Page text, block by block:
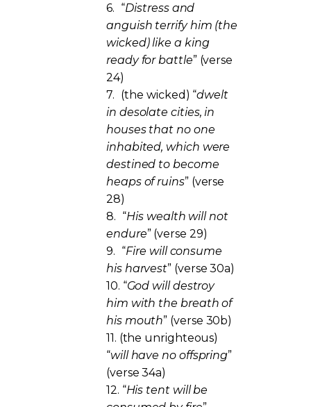
6. “Distress and
anguish terrify him (the
wicked) like a king
ready for battle” (verse
24)
7. (the wicked) “dwelt
in desolate cities, in
houses that no one
inhabited, which were
destined to become
heaps of ruins” (verse
28)
8. “His wealth will not
endure” (verse 29)
9. “Fire will consume
his harvest” (verse 30a)
10. “God will destroy
him with the breath of
his mouth” (verse 30b)
11. (the unrighteous)
“will have no offspring”
(verse 34a)
12. “His tent will be